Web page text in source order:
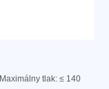
tlak: ≤ 140